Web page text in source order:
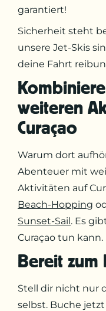
garantiert!
Sicherheit steht
unsere Jet-Skis
deine Fahrt
weiteren
Curaçao
Warum dort
Abenteuer mit
Aktivitäten auf
Beach-Hopping
Sunset-Sail. Es
Curaçao tun kann.
Bereit zum
Stell dir nicht nur
selbst. Buche